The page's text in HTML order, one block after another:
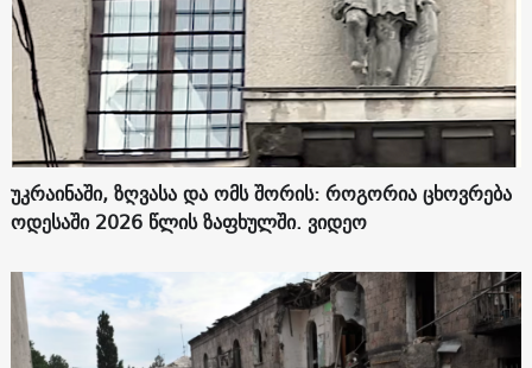
უკრაინაში, ზღვასა და ომს შორის: როგორია ცხოვრება
ოდესაში 2026 წლის ზაფხულში. ვიდეო